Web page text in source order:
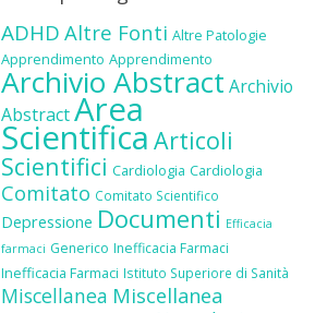
ADHD Altre Fonti Altre Patologie
Apprendimento Apprendimento
Archivio Abstract Archivio
AbstractArea
Scientifica Articoli
Scientifici Cardiologia Cardiologia
Comitato Comitato Scientifico
Depressione Documenti Efficacia
farmaci Generico Inefficacia Farmaci
Inefficacia Farmaci Istituto Superiore di Sanità
Miscellanea Miscellanea